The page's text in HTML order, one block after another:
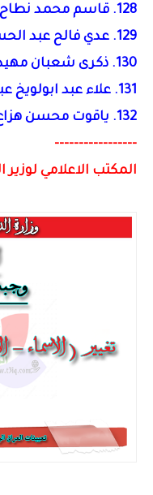
128. قاسم محمد نطاح محمد
129. عدي فالح عبد الحسن عنيد اللامي
130. ذكرى شعبان مهيدي محمد
131. علاء عبد ابولويخ عبود المياحي
132. ياقوت محسن هزاع بيرام البياتي
-----------------
المكتب الاعلامي لوزير